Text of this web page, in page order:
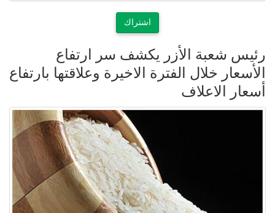
اشتراك
رئيس شعبة الأزر يكشف سر ارتفاع
الأسعار خلال الفترة الاخيرة وعلاقتها بارتفاع
أسعار الاعلاف